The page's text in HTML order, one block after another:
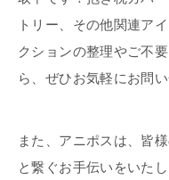
トリー、その他関連ア
クションの整理やご不
ら、ぜひお気軽にお問
また、アニポスは、皆
と繋ぐお手伝いをいた